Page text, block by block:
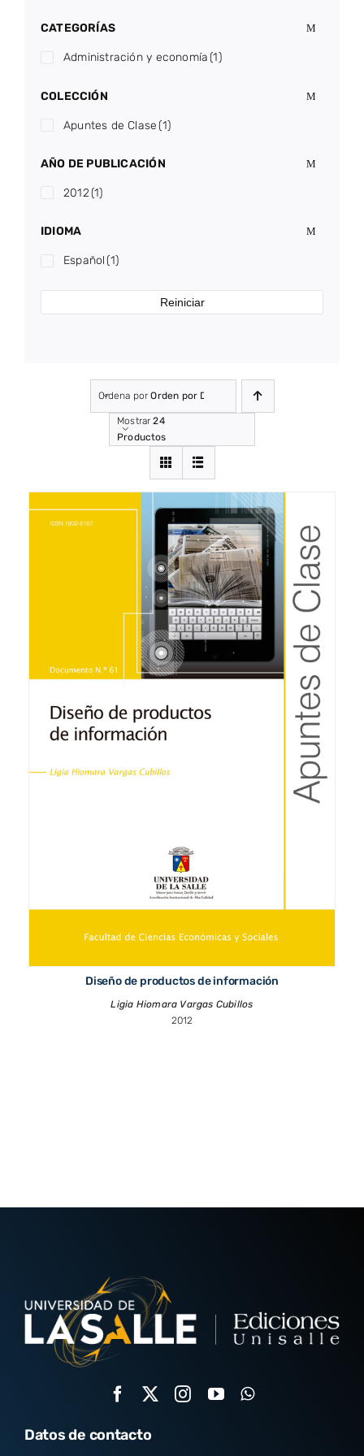
CATEGORÍAS
Administración y economía(1)
COLECCIÓN
Apuntes de Clase(1)
AÑO DE PUBLICACIÓN
2012(1)
IDIOMA
Español (1)
Reiniciar
Ordena porOrden por Defecto
Mostrar24
Productos
Diseño de productos de información
Ligia Hiomara Vargas Cubillos
2012
Datos de contacto